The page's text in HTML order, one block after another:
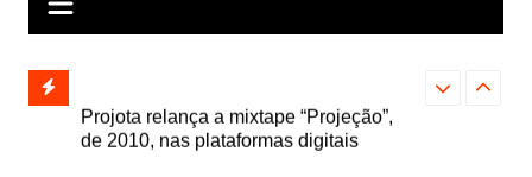
e abre
autoral,
de 2010, nas plataformas digitais
Farofa